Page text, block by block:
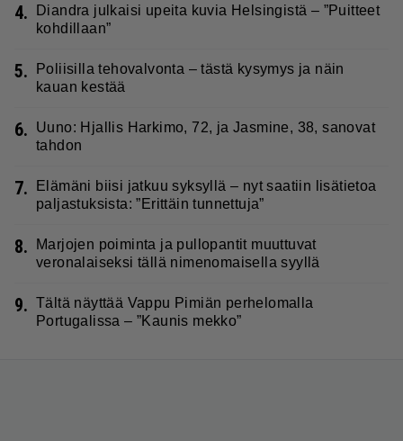
4.
Diandra julkaisi upeita kuvia Helsingistä – ”Puitteet
kohdillaan”
5.
Poliisilla tehovalvonta – tästä kysymys ja näin
kauan kestää
6.
Uuno: Hjallis Harkimo, 72, ja Jasmine, 38, sanovat
tahdon
7.
Elämäni biisi jatkuu syksyllä – nyt saatiin lisätietoa
paljastuksista: ”Erittäin tunnettuja”
8.
Marjojen poiminta ja pullopantit muuttuvat
veronalaiseksi tällä nimenomaisella syyllä
9. Tältä näyttää Vappu Pimiän perhelomalla
Portugalissa – ”Kaunis mekko”